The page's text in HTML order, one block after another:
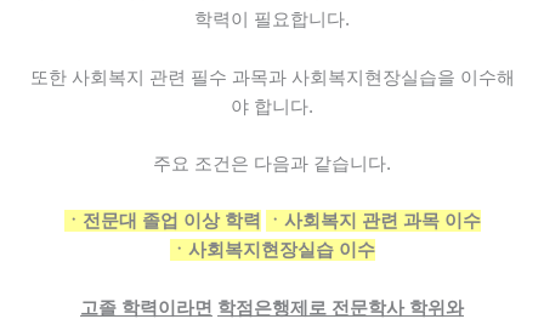
학력이 필요합니다.
또한 사회복지 관련 필수 과목과 사회복지현장실습을 이수해
야 합니다.
주요 조건은 다음과 같습니다.
ㆍ전문대 졸업 이상 학력
ㆍ사회복지 관련 과목 이수
ㆍ사회복지현장실습 이수
고졸 학력이라면 학점은행제로 전문학사 학위와